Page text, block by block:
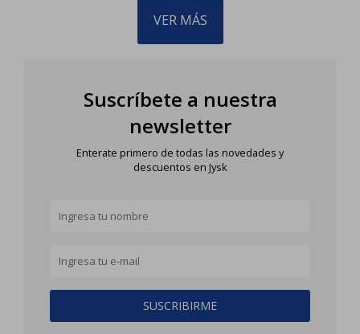
VER MÁS
Suscríbete a nuestra
newsletter
Enterate primero de todas las novedades y
descuentos en Jysk
SUSCRIBIRME